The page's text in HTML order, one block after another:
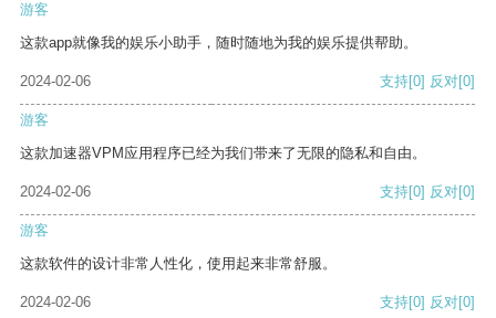
游客
这款app就像我的娱乐小助手，随时随地为我的娱乐提供帮助。
2024-02-06 支持[0] 反对[0]
游客
这款加速器VPM应用程序已经为我们带来了无限的隐私和自由。
2024-02-06 支持[0] 反对[0]
游客
这款软件的设计非常人性化，使用起来非常舒服。
2024-02-06 支持[0] 反对[0]